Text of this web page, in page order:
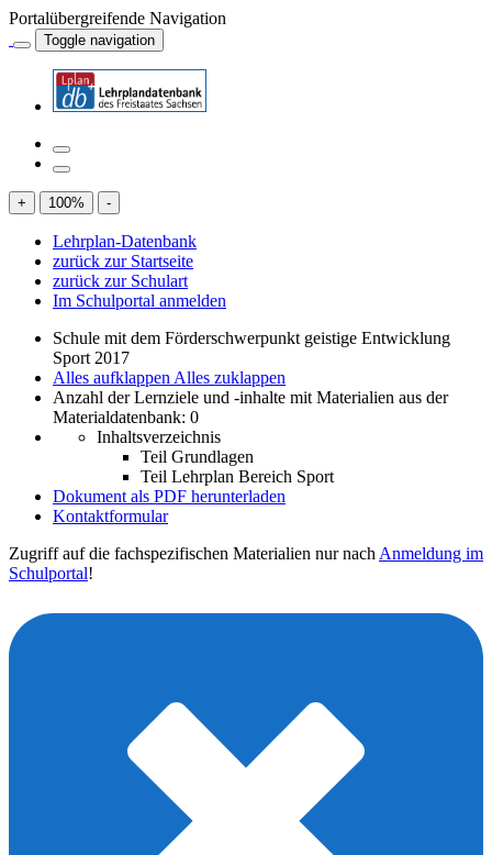
Portalübergreifende Navigation
Toggle navigation
+ 100% -
Lehrplan-Datenbank
zurück zur Startseite
zurück zur Schulart
Im Schulportal anmelden
Schule mit dem Förderschwerpunkt geistige Entwicklung
Sport 2017
Alles aufklappen Alles zuklappen
Anzahl der Lernziele und -inhalte mit Materialien aus der
Materialdatenbank: 0
Inhaltsverzeichnis
Teil Grundlagen
Teil Lehrplan Bereich Sport
Dokument als PDF herunterladen
Kontaktformular
Zugriff auf die fachspezifischen Materialien nur nach Anmeldung im
Schulportal!